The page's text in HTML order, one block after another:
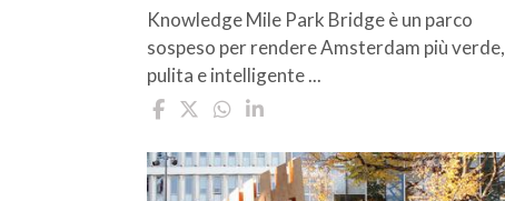
Knowledge Mile Park Bridge è un parco
sospeso per rendere Amsterdam più verde,
pulita e intelligente ...